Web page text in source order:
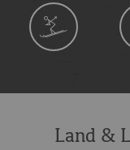
Land &